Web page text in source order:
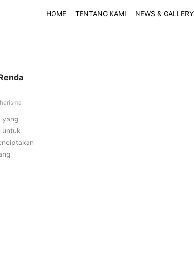
HOME TENTANG KAMI NEWS & GALLERY
yang
untuk